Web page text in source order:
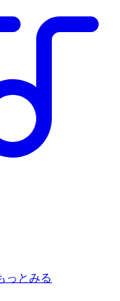
っとみる